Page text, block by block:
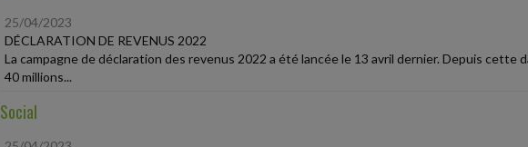
25/04/2023
DÉCLARATION DE REVENUS 2022
La campagne de déclaration des revenus 2022 a été lancée le 13 avril dernier. Depuis
40 millions...
Social